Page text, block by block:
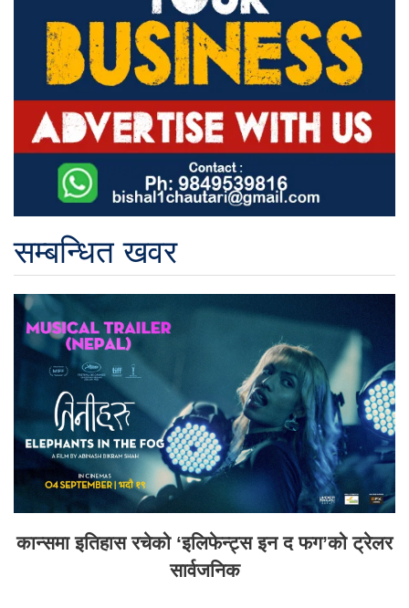
सम्बन्धित खवर
कान्समा इतिहास रचेको ‘इलिफेन्ट्स इन द फग’को ट्रेलर
सार्वजनिक